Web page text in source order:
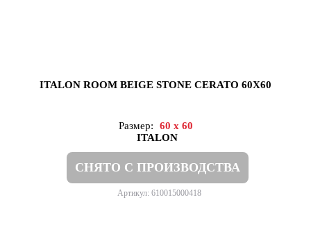
ITALON ROOM BEIGE STONE CERATO 60X60
Размер:
60 x 60
ITALON
СНЯТО С ПРОИЗВОДСТВА
Артикул: 610015000418